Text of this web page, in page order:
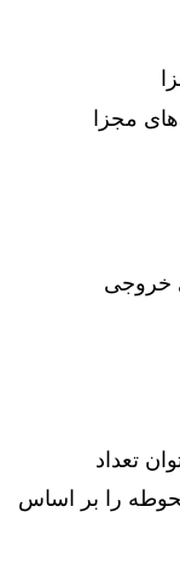
مجزا
خروجی
تعداد
را بر اساس